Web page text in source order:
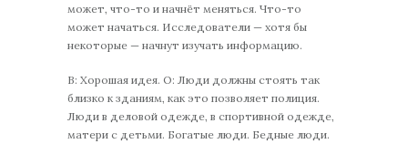
может, что-то и начнёт меняться. Что-то
может начаться. Исследователи — хотя бы
некоторые — начнут изучать информацию.
В: Хорошая идея. О: Люди должны стоять так
близко к зданиям, как это позволяет полиция.
Люди в деловой одежде, в спортивной одежде,
матери с детьми. Богатые люди. Бедные люди.